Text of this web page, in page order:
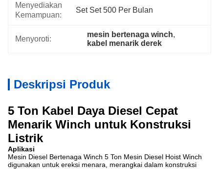
Menyediakan
Kemampuan:
Set Set 500 Per Bulan
Menyoroti:
mesin bertenaga winch,
kabel menarik derek
Deskripsi Produk
5 Ton Kabel Daya Diesel Cepat
Menarik Winch untuk Konstruksi
Listrik
Aplikasi
Mesin Diesel Bertenaga Winch 5 Ton Mesin Diesel Hoist Winch
digunakan untuk ereksi menara, merangkai dalam konstruksi